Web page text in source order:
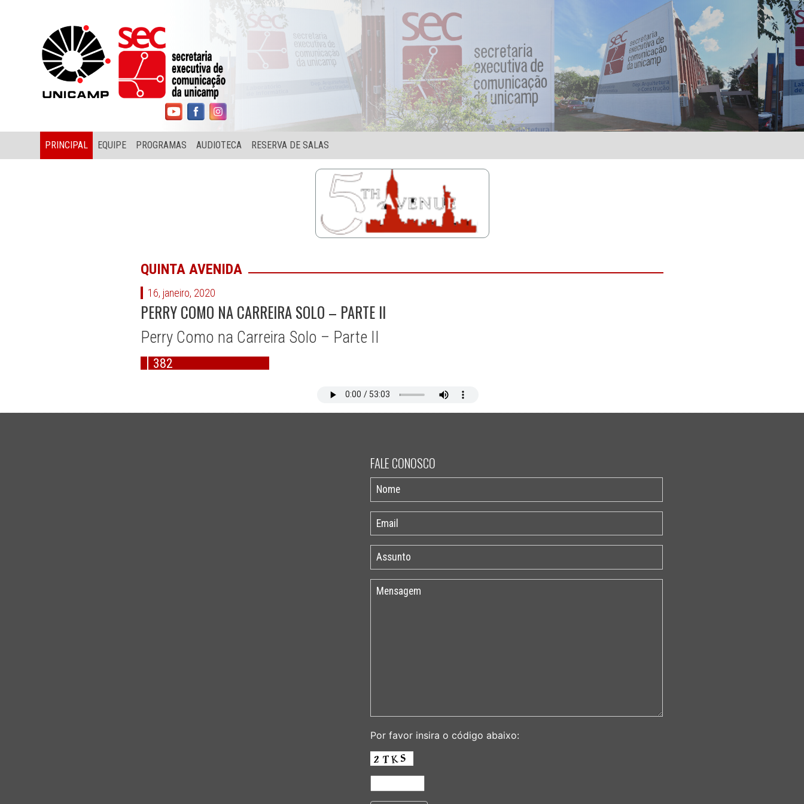
PRINCIPAL EQUIPE PROGRAMAS AUDIOTECA RESERVA DE SALAS
QUINTA AVENIDA
16, janeiro, 2020
PERRY COMO NA CARREIRA SOLO – PARTE II
Perry Como na Carreira Solo – Parte II
382
FALE CONOSCO
Por favor insira o código abaixo: